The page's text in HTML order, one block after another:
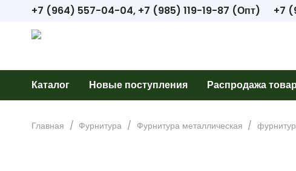
+7 (964) 557-04-04, +7 (985) 119-19-87 (Опт) +7
Каталог Новые поступления Распродажа
Главная / Фурнитура / Фурнитура металлическая /